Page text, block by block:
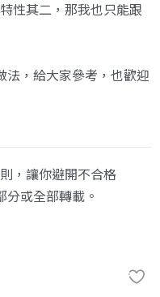
性其二，那我也只能跟
法，給大家參考，也歡迎
，讓你避開不合格
或全部轉載。